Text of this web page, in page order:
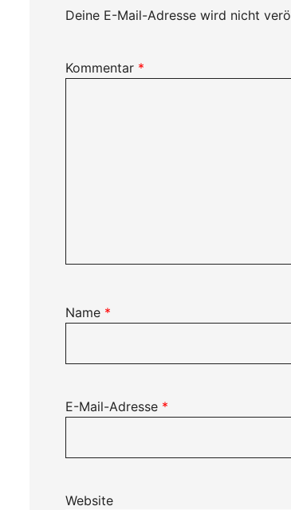
Deine E-Mail-Adresse wird nicht
Kommentar *
Name *
E-Mail-Adresse *
Website